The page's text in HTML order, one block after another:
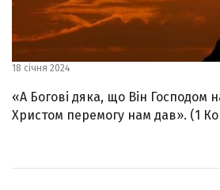
18 січня 2024
«А Богові дяка, що Він Господом
Христом перемогу нам дав». (1